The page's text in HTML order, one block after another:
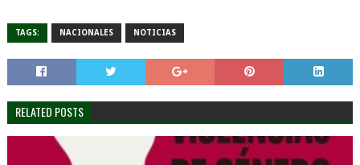
TAGS: NACIONALES NOTICIAS
RELATED POSTS